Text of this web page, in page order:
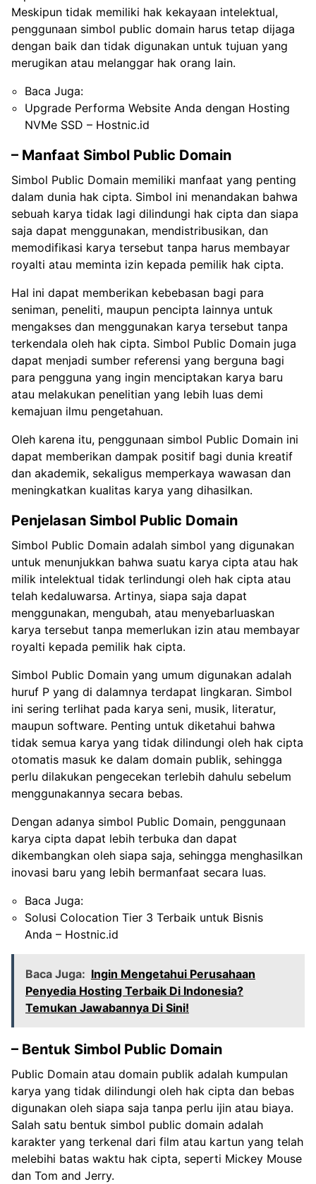
Meskipun tidak memiliki hak kekayaan intelektual,
penggunaan simbol public domain harus tetap dijaga
dengan baik dan tidak digunakan untuk tujuan yang
merugikan atau melanggar hak orang lain.
Baca Juga:
Upgrade Performa Website Anda dengan Hosting
NVMe SSD – Hostnic.id
– Manfaat Simbol Public Domain
Simbol Public Domain memiliki manfaat yang penting
dalam dunia hak cipta. Simbol ini menandakan bahwa
sebuah karya tidak lagi dilindungi hak cipta dan siapa
saja dapat menggunakan, mendistribusikan, dan
memodifikasi karya tersebut tanpa harus membayar
royalti atau meminta izin kepada pemilik hak cipta.
Hal ini dapat memberikan kebebasan bagi para
seniman, peneliti, maupun pencipta lainnya untuk
mengakses dan menggunakan karya tersebut tanpa
terkendala oleh hak cipta. Simbol Public Domain juga
dapat menjadi sumber referensi yang berguna bagi
para pengguna yang ingin menciptakan karya baru
atau melakukan penelitian yang lebih luas demi
kemajuan ilmu pengetahuan.
Oleh karena itu, penggunaan simbol Public Domain ini
dapat memberikan dampak positif bagi dunia kreatif
dan akademik, sekaligus memperkaya wawasan dan
meningkatkan kualitas karya yang dihasilkan.
Penjelasan Simbol Public Domain
Simbol Public Domain adalah simbol yang digunakan
untuk menunjukkan bahwa suatu karya cipta atau hak
milik intelektual tidak terlindungi oleh hak cipta atau
telah kedaluwarsa. Artinya, siapa saja dapat
menggunakan, mengubah, atau menyebarluaskan
karya tersebut tanpa memerlukan izin atau membayar
royalti kepada pemilik hak cipta.
Simbol Public Domain yang umum digunakan adalah
huruf P yang di dalamnya terdapat lingkaran. Simbol
ini sering terlihat pada karya seni, musik, literatur,
maupun software. Penting untuk diketahui bahwa
tidak semua karya yang tidak dilindungi oleh hak cipta
otomatis masuk ke dalam domain publik, sehingga
perlu dilakukan pengecekan terlebih dahulu sebelum
menggunakannya secara bebas.
Dengan adanya simbol Public Domain, penggunaan
karya cipta dapat lebih terbuka dan dapat
dikembangkan oleh siapa saja, sehingga menghasilkan
inovasi baru yang lebih bermanfaat secara luas.
Baca Juga:
Solusi Colocation Tier 3 Terbaik untuk Bisnis
Anda – Hostnic.id
Baca Juga: Ingin Mengetahui Perusahaan
Penyedia Hosting Terbaik Di Indonesia?
Temukan Jawabannya Di Sini!
– Bentuk Simbol Public Domain
Public Domain atau domain publik adalah kumpulan
karya yang tidak dilindungi oleh hak cipta dan bebas
digunakan oleh siapa saja tanpa perlu ijin atau biaya.
Salah satu bentuk simbol public domain adalah
karakter yang terkenal dari film atau kartun yang telah
melebihi batas waktu hak cipta, seperti Mickey Mouse
dan Tom and Jerry.